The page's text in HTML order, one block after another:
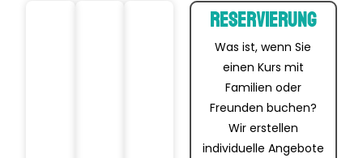
Reservierung
Was ist, wenn Sie
einen Kurs mit
Familien oder
Freunden buchen?
Wir erstellen
individuelle Angebote